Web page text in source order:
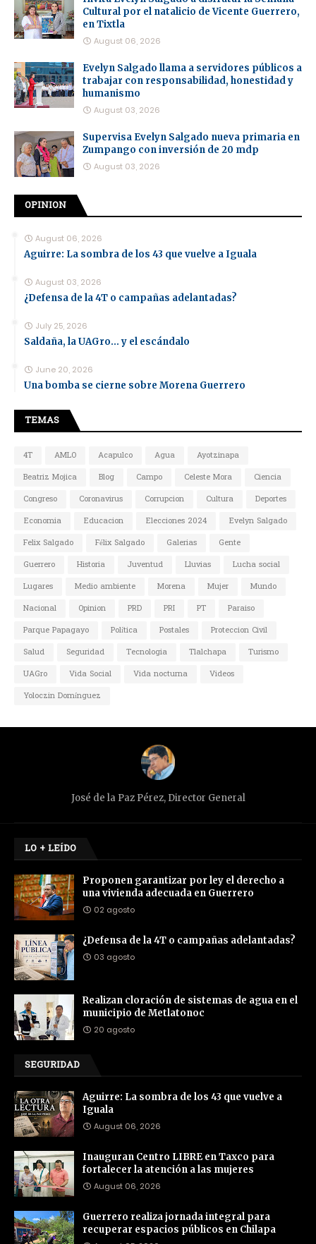
Cultural por el natalicio de Vicente Guerrero,
en Tixtla
August 06, 2026
Evelyn Salgado llama a servidores públicos a
trabajar con responsabilidad, honestidad y
humanismo
August 03, 2026
Supervisa Evelyn Salgado nueva primaria en
Zumpango con inversión de 20 mdp
August 03, 2026
OPINION
August 06, 2026
Aguirre: La sombra de los 43 que vuelve a Iguala
August 03, 2026
¿Defensa de la 4T o campañas adelantadas?
July 25, 2026
Saldaña, la UAGro... y el escándalo
June 20, 2026
Una bomba se cierne sobre Morena Guerrero
TEMAS
4T AMLO Acapulco Agua
Ayotzinapa
Beatriz Mojica
Blog Campo Celeste Mora
Ciencia
Congreso
Coronavirus Corrupcion Cultura
Deportes
Economia
Educacion Elecciones 2024
Evelyn Salgado
Felix Salgado
Félix Salgado Galerias
Gente
Guerrero
Historia Juventud Lluvias
Lucha social
Lugares
Medio ambiente Morena Mujer
Mundo
Nacional
Opinion PRD PRI PT
Paraiso
Parque Papagayo
Política Postales
Proteccion Civil
Salud
Seguridad Tecnologia Tlalchapa
Turismo
UAGro
Vida Social Vida nocturna
Videos
Yoloczin Domínguez
José de la Paz Pérez, Director General
LO + LEÍDO
Proponen garantizar por ley el derecho a
una vivienda adecuada en Guerrero
02 agosto
¿Defensa de la 4T o campañas adelantadas?
03 agosto
Realizan cloración de sistemas de agua en el
municipio de Metlatonoc
20 agosto
SEGURIDAD
Aguirre: La sombra de los 43 que vuelve a
Iguala
August 06, 2026
Inauguran Centro LIBRE en Taxco para
fortalecer la atención a las mujeres
August 06, 2026
Guerrero realiza jornada integral para
recuperar espacios públicos en Chilapa